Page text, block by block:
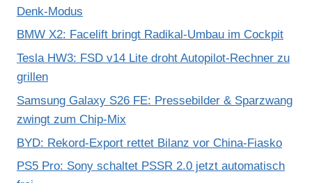
Denk-Modus
BMW X2: Facelift bringt Radikal-Umbau im Cockpit
Tesla HW3: FSD v14 Lite droht Autopilot-Rechner zu
grillen
Samsung Galaxy S26 FE: Pressebilder & Sparzwang
zwingt zum Chip-Mix
BYD: Rekord-Export rettet Bilanz vor China-Fiasko
PS5 Pro: Sony schaltet PSSR 2.0 jetzt automatisch